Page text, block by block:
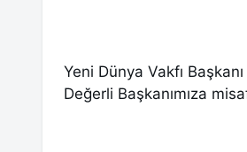
Yeni Dünya Vakfı
Değerli Başkanımıza